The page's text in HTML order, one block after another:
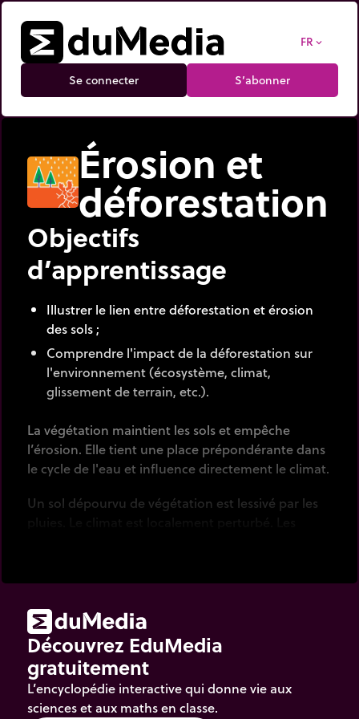
FR expand_more
Se connecter S’abonner
Érosion et
déforestation
Objectifs
d’apprentissage
Illustrer le lien entre déforestation et érosion
des sols ;
Comprendre l'impact de la déforestation sur
l'environnement (écosystème, climat,
glissement de terrain, etc.).
La végétation maintient les sols et empêche
l’érosion. Elle tient une place prépondérante dans
le cycle de l'eau et influence directement le climat.
Un sol dépourvu de végétation est lessivé par les
Découvrez EduMedia
gratuitement
L’encyclopédie interactive qui donne vie aux
sciences et aux maths en classe.